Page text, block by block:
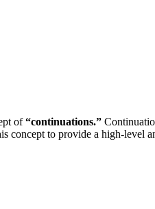
of“continuations.”
concept to provide a high-level